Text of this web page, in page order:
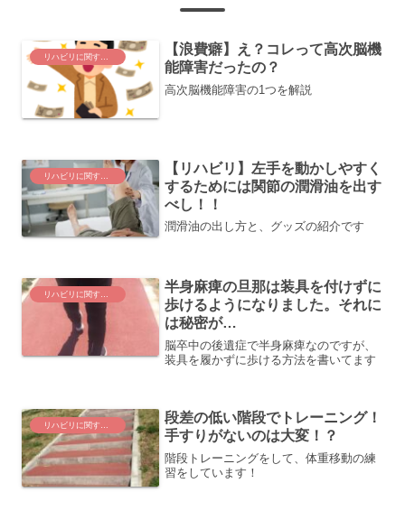
リハビリに関する事
【浪費癖】え？コレって高次脳機
能障害だったの？
高次脳機能障害の1つを解説
【リハビリ】左手を動かしやすく
するためには関節の潤滑油を出す
べし！！
潤滑油の出し方と、グッズの紹介です
リハビリに関する事
半身麻痺の旦那は装具を付けずに
歩けるようになりました。それに
は秘密が…
脳卒中の後遺症で半身麻痺なのですが、
装具を履かずに歩ける方法を書いてます
リハビリに関する事
段差の低い階段でトレーニング！
手すりがないのは大変！？
階段トレーニングをして、体重移動の練
習をしています！